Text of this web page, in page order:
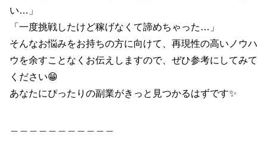
い…」
「一度挑戦したけど稼げなくて諦めちゃった…」
そんなお悩みをお持ちの方に向けて、再現性の高いノウハ
ウを余すことなくお伝えしますので、ぜひ参考にしてみて
ください😁
あなたにぴったりの副業がきっと見つかるはずです✨